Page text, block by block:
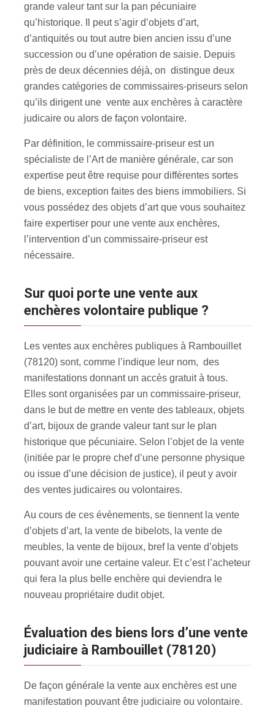
grande valeur tant sur la pan pécuniaire
qu’historique. Il peut s’agir d’objets d’art,
d’antiquités ou tout autre bien ancien issu d’une
succession ou d’une opération de saisie. Depuis
près de deux décennies déjà, on distingue deux
grandes catégories de commissaires-priseurs selon
qu’ils dirigent une vente aux enchères à caractère
judicaire ou alors de façon volontaire.
Par définition, le commissaire-priseur est un
spécialiste de l’Art de manière générale, car son
expertise peut être requise pour différentes sortes
de biens, exception faites des biens immobiliers. Si
vous possédez des objets d’art que vous souhaitez
faire expertiser pour une vente aux enchères,
l’intervention d’un commissaire-priseur est
nécessaire.
Sur quoi porte une vente aux
enchères volontaire publique ?
Les ventes aux enchères publiques à Rambouillet
(78120) sont, comme l’indique leur nom, des
manifestations donnant un accès gratuit à tous.
Elles sont organisées par un commissaire-priseur,
dans le but de mettre en vente des tableaux, objets
d’art, bijoux de grande valeur tant sur le plan
historique que pécuniaire. Selon l’objet de la vente
(initiée par le propre chef d’une personne physique
ou issue d’une décision de justice), il peut y avoir
des ventes judicaires ou volontaires.
Au cours de ces évènements, se tiennent la vente
d’objets d’art, la vente de bibelots, la vente de
meubles, la vente de bijoux, bref la vente d’objets
pouvant avoir une certaine valeur. Et c’est l’acheteur
qui fera la plus belle enchère qui deviendra le
nouveau propriétaire dudit objet.
évaluation des biens lors d’une vente
judiciaire à Rambouillet (78120)
De façon générale la vente aux enchères est une
manifestation pouvant être judiciaire ou volontaire.